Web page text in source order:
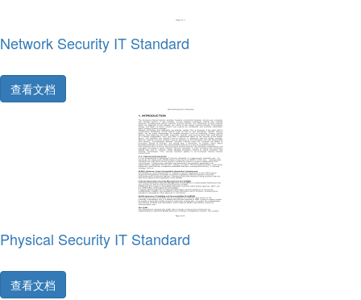
Network Security IT Standard
查看文档
Physical Security IT Standard
查看文档